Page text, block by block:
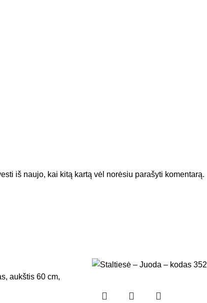
iš naujo, kai kitą kartą vėl norėsiu parašyti komentarą.